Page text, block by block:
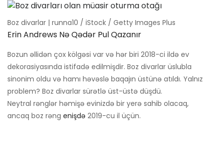
Boz divarlar | runna10 / iStock / Getty Images Plus
Erin Andrews Nə Qədər Pul Qazanır
Bozun əllidən çox kölgəsi var və hər biri 2018-ci ildə ev
dekorasiyasında istifadə edilmişdir. Boz divarlar üslubla
sinonim oldu və hamı həvəslə baqajın üstünə atıldı. Yalnız
problem? Boz divarlar sürətlə üst-üstə düşdü.
Neytral rənglər həmişə evinizdə bir yerə sahib olacaq,
ancaq boz rəng enişdə 2019-cu il üçün.